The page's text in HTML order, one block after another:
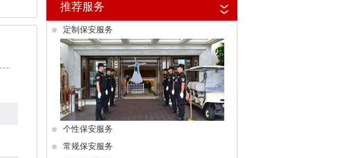
推荐服务
定制保安服务
个性保安服务
常规保安服务